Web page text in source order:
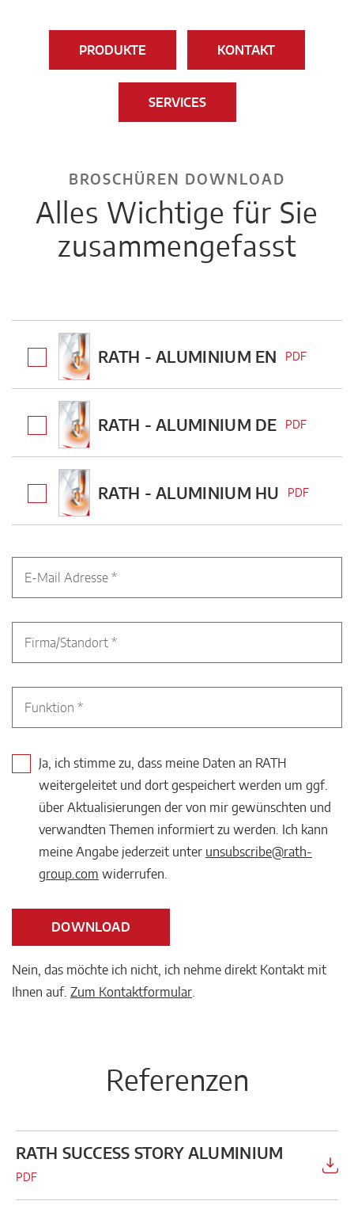
PRODUKTE KONTAKT
SERVICES
Alles Wichtige für Sie
zusammengefasst
BROSCHÜREN DOWNLOAD
RATH - ALUMINIUM EN PDF
RATH - ALUMINIUM DE PDF
RATH - ALUMINIUM HU PDF
Ja, ich stimme zu, dass meine Daten an RATH
weitergeleitet und dort gespeichert werden um ggf.
über Aktualisierungen der von mir gewünschten und
verwandten Themen informiert zu werden. Ich kann
meine Angabe jederzeit unter unsubscribe@rath-
group.com widerrufen.
DOWNLOAD
Nein, das möchte ich nicht, ich nehme direkt Kontakt mit
Ihnen auf. Zum Kontaktformular
Referenzen
RATH SUCCESS STORY ALUMINIUM
PDF